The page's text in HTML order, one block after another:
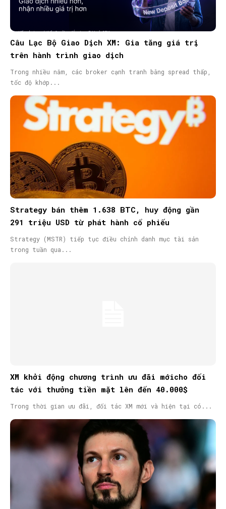
Câu Lạc Bộ Giao Dịch XM: Gia tăng giá trị
trên hành trình giao dịch
Trong nhiều năm, các broker cạnh tranh bằng spread thấp,
tốc độ khớp...
Strategy bán thêm 1.638 BTC, huy động gần
291 triệu USD từ phát hành cổ phiếu
Strategy (MSTR) tiếp tục điều chỉnh danh mục tài sản
trong tuần qua...
XM khởi động chương trình ưu đãi mớicho đối
tác với thưởng tiền mặt lên đến 40.000$
Trong thời gian ưu đãi, đối tác XM mới và hiện tại có...